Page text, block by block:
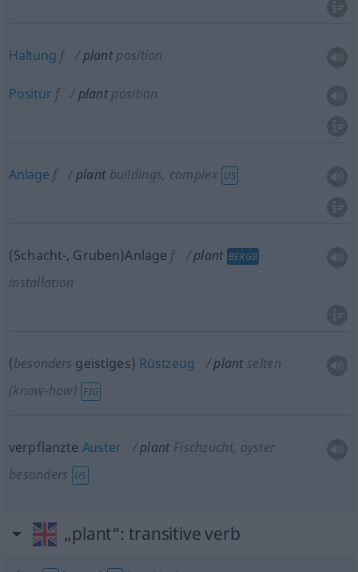
Haltung f plant position
Positur f plant position
Anlage f plant buildings, complex US
(Schacht-, Gruben)Anlage f plant BERGB
installation
(besonders geistiges) Rüstzeug plant selten
(know-how) FIG
verpflanzte Auster plant Fischzucht, oyster
besonders US
„plant“: transitive verb